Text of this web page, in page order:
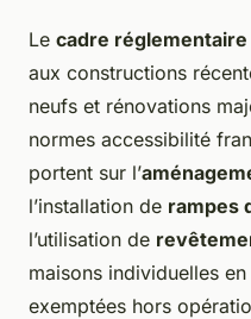
Le cadre réglementaire
aux constructions
neufs et rénovations
normes accessibilité
portent sur l’
l’installation de rampes
l’utilisation de
maisons individuelles
exemptées hors